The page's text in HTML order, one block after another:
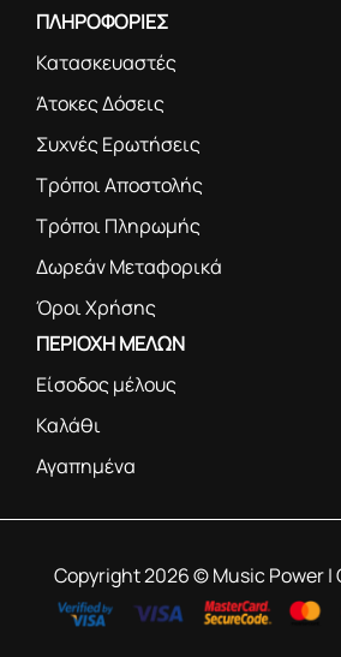
ΠΛΗΡΟΦΟΡΙΕΣ
Κατασκευαστές
Άτοκες Δόσεις
Συχνές Ερωτήσεις
Τρόποι Αποστολής
Τρόποι Πληρωμής
Δωρεάν Μεταφορικά
Όροι Χρήσης
ΠΕΡΙΟΧΗ ΜΕΛΩΝ
Είσοδος μέλους
Καλάθι
Αγαπημένα
Copyright 2026 © Music Power |